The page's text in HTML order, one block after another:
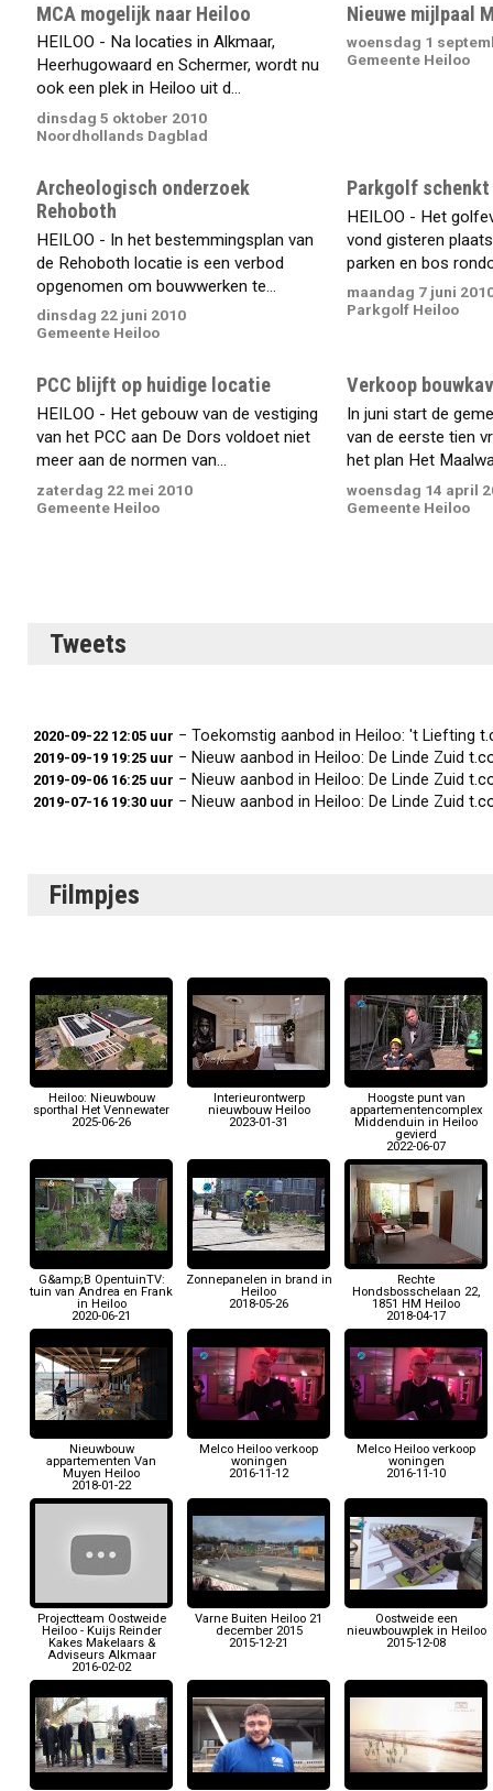
MCA mogelijk naar Heiloo
HEILOO - Na locaties in Alkmaar,
Heerhugowaard en Schermer, wordt nu
ook een plek in Heiloo uit d...
dinsdag 5 oktober 2010
Noordhollands Dagblad
Nieuwe mijlpaal
woensdag 1
Gemeente Heiloo
Archeologisch onderzoek
Rehoboth
HEILOO - In het bestemmingsplan van
de Rehoboth locatie is een verbod
opgenomen om bouwwerken te...
dinsdag 22 juni 2010
Gemeente Heiloo
Parkgolf schenkt
HEILOO - Het
vond gisteren
parken en bos
maandag 7 juni
Parkgolf Heiloo
PCC blijft op huidige locatie
HEILOO - Het gebouw van de vestiging
van het PCC aan De Dors voldoet niet
meer aan de normen van...
zaterdag 22 mei 2010
Gemeente Heiloo
Verkoop
In juni start de
van de eerste tien
het plan Het
woensdag 14 april
Gemeente Heiloo
Tweets
2020-09-22 12:05 uur − Toekomstig aanbod in Heiloo: 't Liefting
2019-09-19 19:25 uur − Nieuw aanbod in Heiloo: De Linde Zuid
2019-09-06 16:25 uur − Nieuw aanbod in Heiloo: De Linde Zuid
2019-07-16 19:30 uur − Nieuw aanbod in Heiloo: De Linde Zuid
Filmpjes
Heiloo: Nieuwbouw
sporthal Het Vennewater
2025-06-26
Interieurontwerp
nieuwbouw Heiloo
2023-01-31
Hoogste punt van
appartementencomplex
Middenduin in Heiloo
gevierd
2022-06-07
G&amp;B OpentuinTV:
tuin van Andrea en Frank
in Heiloo
2020-06-21
Zonnepanelen in brand in
Heiloo
2018-05-26
Rechte
Hondsbosschelaan 22,
1851 HM Heiloo
2018-04-17
Nieuwbouw
appartementen Van
Muyen Heiloo
2018-01-22
Melco Heiloo verkoop
woningen
2016-11-12
Melco Heiloo verkoop
woningen
2016-11-10
Projectteam Oostweide
Heiloo - Kuijs Reinder
Kakes Makelaars &
Adviseurs Alkmaar
2016-02-02
Varne Buiten Heiloo 21
december 2015
2015-12-21
Oostweide een
nieuwbouwplek in Heiloo
2015-12-08